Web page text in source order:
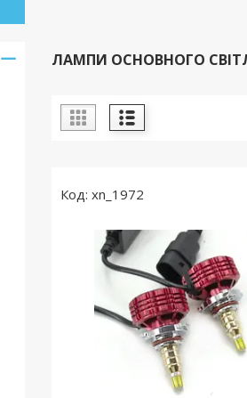
ЛАМПИ ОСНОВНОГО
xn_1972